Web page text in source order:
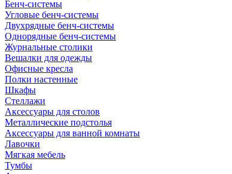
Бенч-системы
Угловые бенч-системы
Двухрядные бенч-системы
Однорядные бенч-системы
Журнальные столики
Вешалки для одежды
Офисные кресла
Полки настенные
Шкафы
Стеллажи
Аксессуары для столов
Металлические подстолья
Аксессуары для ванной комнаты
Лавочки
Мягкая мебель
Тумбы